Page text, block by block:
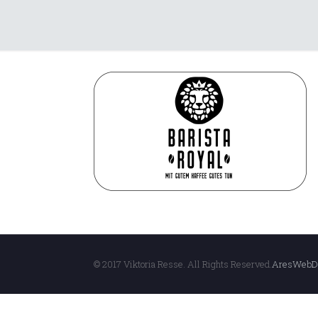
© 2017 Viktoria Resse. All Rights Reserved.